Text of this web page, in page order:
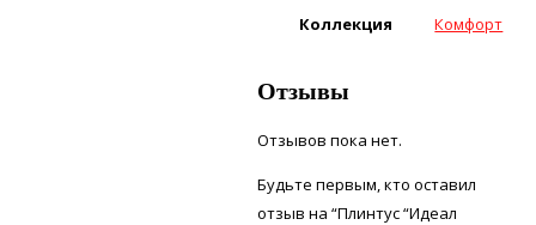
Коллекция Комфорт
Отзывы
Отзывов пока нет.
Будьте первым, кто оставил
отзыв на “Плинтус “Идеал